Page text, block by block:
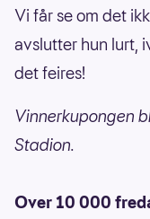
Vi får se om det
avslutter hun lurt,
det feires!
Vinnerkupongen
Stadion.
Over 10 000